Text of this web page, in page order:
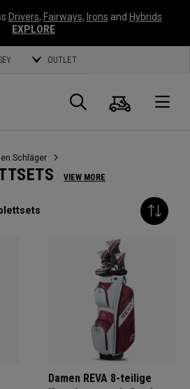
Drivers, Fairways, Irons and Hybrids
EXPLORE
OUTLET
Suche
Schläger
VIEW MORE
Damen REVA 8-teilige